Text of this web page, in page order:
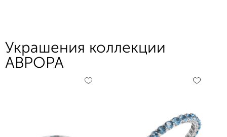
Украшения коллекции
АВРОРА